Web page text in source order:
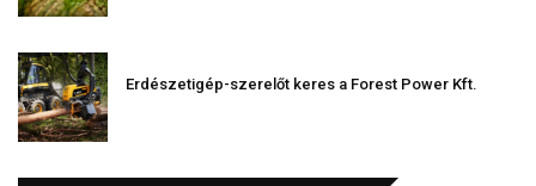
Erdészetigép-szerelőt keres a Forest Power Kft.